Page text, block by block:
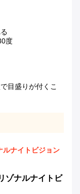
度
目盛りが付くこ
ルナイトビジョン
ゾナルナイトビ